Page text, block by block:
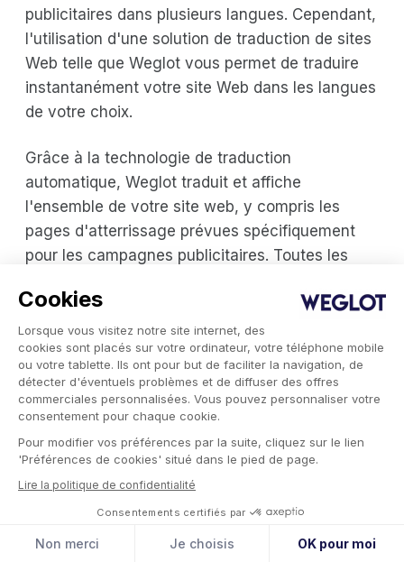
Cookies
Lorsque vous visitez notre site internet, des
cookies sont placés sur votre ordinateur, votre téléphone mobile
ou votre tablette. Ils ont pour but de faciliter la navigation, de
détecter d'éventuels problèmes et de diffuser des offres
commerciales personnalisées. Vous pouvez personnaliser votre
consentement pour chaque cookie.
Pour modifier vos préférences par la suite, cliquez sur le lien
'Préférences de cookies' situé dans le pied de page.
Lire la politique de confidentialité
Consentements certifiés par
Non merci Je choisis OK pour moi
publicitaires dans plusieurs langues. Cependant,
l'utilisation d'une solution de traduction de sites
Web telle que Weglot vous permet de traduire
instantanément votre site Web dans les langues
de votre choix.
Grâce à la technologie de traduction
automatique, Weglot traduit et affiche
l'ensemble de votre site web, y compris les
pages d'atterrissage prévues spécifiquement
pour les campagnes publicitaires. Toutes les
bord central de Weglot pour vous permettre de
les affiner et de les localiser avant de les
utiliser.
L'utilisation de Weglot pour la traduction de
votre site web est gratuite - il vous suffit de
d'ouvrir un compte ici .